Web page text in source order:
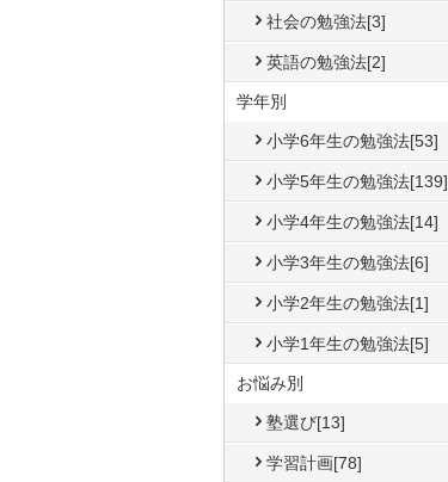
社会の勉強法[3]
英語の勉強法[2]
学年別
小学6年生の勉強法[53]
小学5年生の勉強法[139]
小学4年生の勉強法[14]
小学3年生の勉強法[6]
小学2年生の勉強法[1]
小学1年生の勉強法[5]
お悩み別
塾選び[13]
学習計画[78]